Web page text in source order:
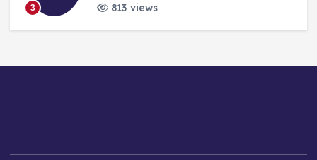
3
813 views